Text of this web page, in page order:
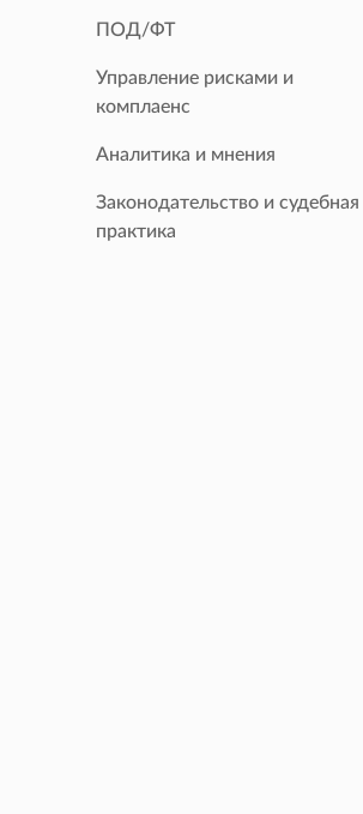
ПОД/ФТ
Управление рисками и
комплаенс
Аналитика и мнения
Законодательство и судебная
практика